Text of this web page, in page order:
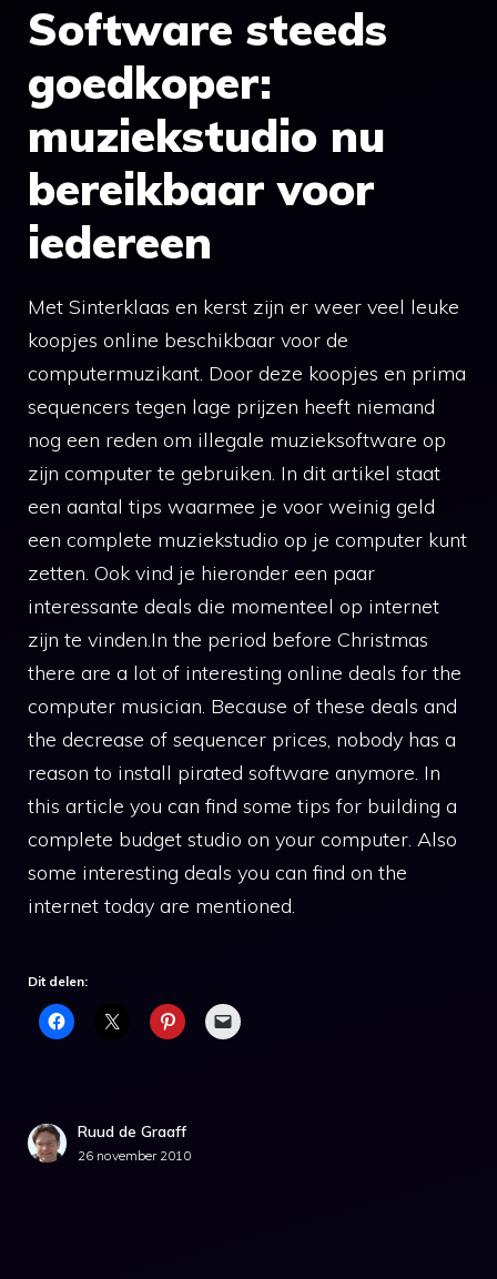
Software steeds
goedkoper:
muziekstudio nu
bereikbaar voor
iedereen
Met Sinterklaas en kerst zijn er weer veel leuke
koopjes online beschikbaar voor de
computermuzikant. Door deze koopjes en prima
sequencers tegen lage prijzen heeft niemand
nog een reden om illegale muzieksoftware op
zijn computer te gebruiken. In dit artikel staat
een aantal tips waarmee je voor weinig geld
een complete muziekstudio op je computer kunt
zetten. Ook vind je hieronder een paar
interessante deals die momenteel op internet
zijn te vinden.In the period before Christmas
there are a lot of interesting online deals for the
computer musician. Because of these deals and
the decrease of sequencer prices, nobody has a
reason to install pirated software anymore. In
this article you can find some tips for building a
complete budget studio on your computer. Also
some interesting deals you can find on the
internet today are mentioned.
Dit delen:
Ruud de Graaff
26 november 2010